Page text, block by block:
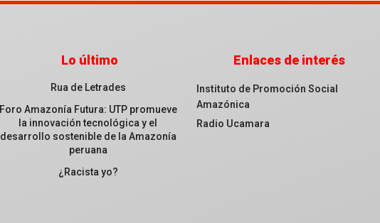
Lo último
Rua de Letrades
Foro Amazonía Futura: UTP promueve
la innovación tecnológica y el
desarrollo sostenible de la Amazonía
peruana
¿Racista yo?
Enlaces de interés
Instituto de Promoción Social
Amazónica
Radio Ucamara